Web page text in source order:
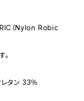
（Nylon Robic
。
レタン 33％